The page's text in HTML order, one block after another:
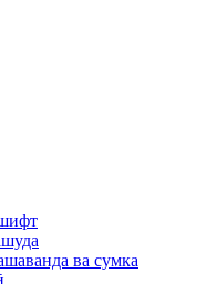
ва сумка